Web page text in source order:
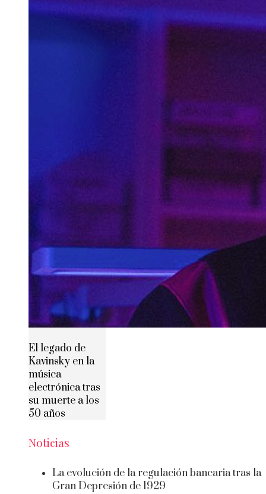
El legado de
Kavinsky en la
música
electrónica tras
su muerte a los
50 años
Noticias
La evolución de la regulación bancaria tras la
Gran Depresión de 1929